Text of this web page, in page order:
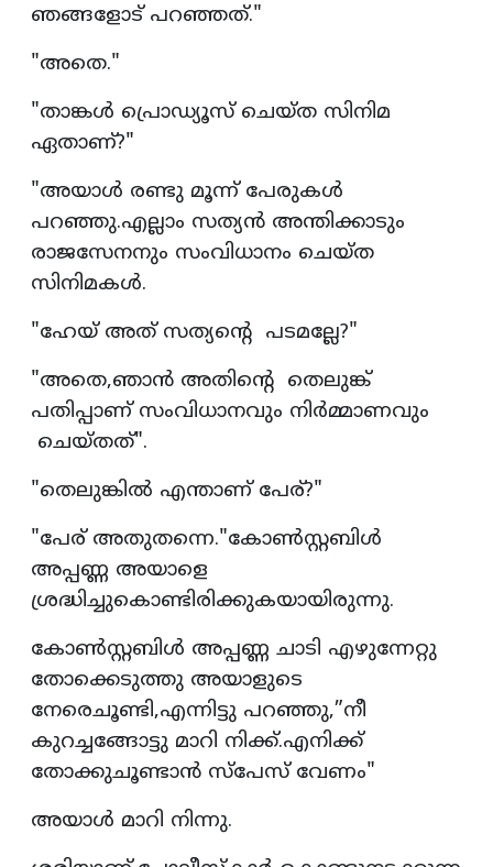
ഞങ്ങളോട് പറഞ്ഞത്."
"അതെ."
"താങ്കൾ പ്രൊഡ്യൂസ് ചെയ്ത സിനിമ
ഏതാണ്?"
"അയാൾ രണ്ടു മൂന്ന് പേരുകൾ
പറഞ്ഞു.എല്ലാം സത്യൻ അന്തിക്കാടും
രാജസേനനും സംവിധാനം ചെയ്ത
സിനിമകൾ.
"ഹേയ് അത് സത്യൻ്റെ പടമല്ലേ?"
"അതെ,ഞാൻ അതിൻ്റെ തെലുങ്ക്
പതിപ്പാണ് സംവിധാനവും നിർമ്മാണവും
ചെയ്തത്".
"തെലുങ്കിൽ എന്താണ് പേര്?"
"പേര് അതുതന്നെ."കോൺസ്റ്റബിൾ
അപ്പണ്ണ അയാളെ
ശ്രദ്ധിച്ചുകൊണ്ടിരിക്കുകയായിരുന്നു.
കോൺസ്റ്റബിൾ അപ്പണ്ണ ചാടി എഴുന്നേറ്റു
തോക്കെടുത്തു അയാളുടെ
നേരെചൂണ്ടി,എന്നിട്ടു പറഞ്ഞു,”നീ
കുറച്ചങ്ങോട്ടു മാറി നിക്ക്.എനിക്ക്
തോക്കുചൂണ്ടാൻ സ്പേസ് വേണം"
അയാൾ മാറി നിന്നു.